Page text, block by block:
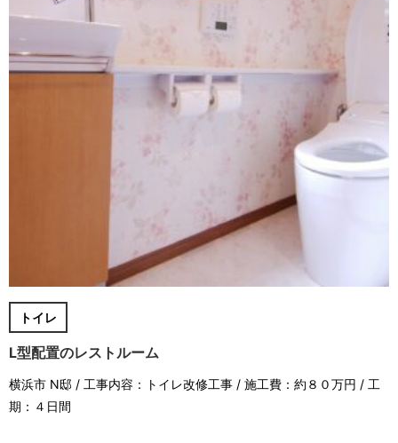
トイレ
L型配置のレストルーム
横浜市 N邸 / 工事内容：トイレ改修工事 / 施工費：約８０万円 / 工
期：４日間